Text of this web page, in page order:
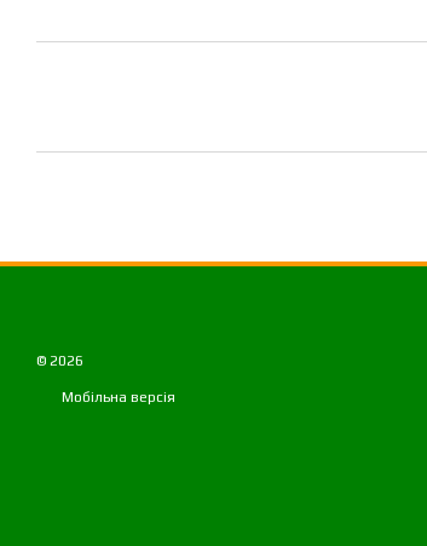
© 2026
Мобільна версія